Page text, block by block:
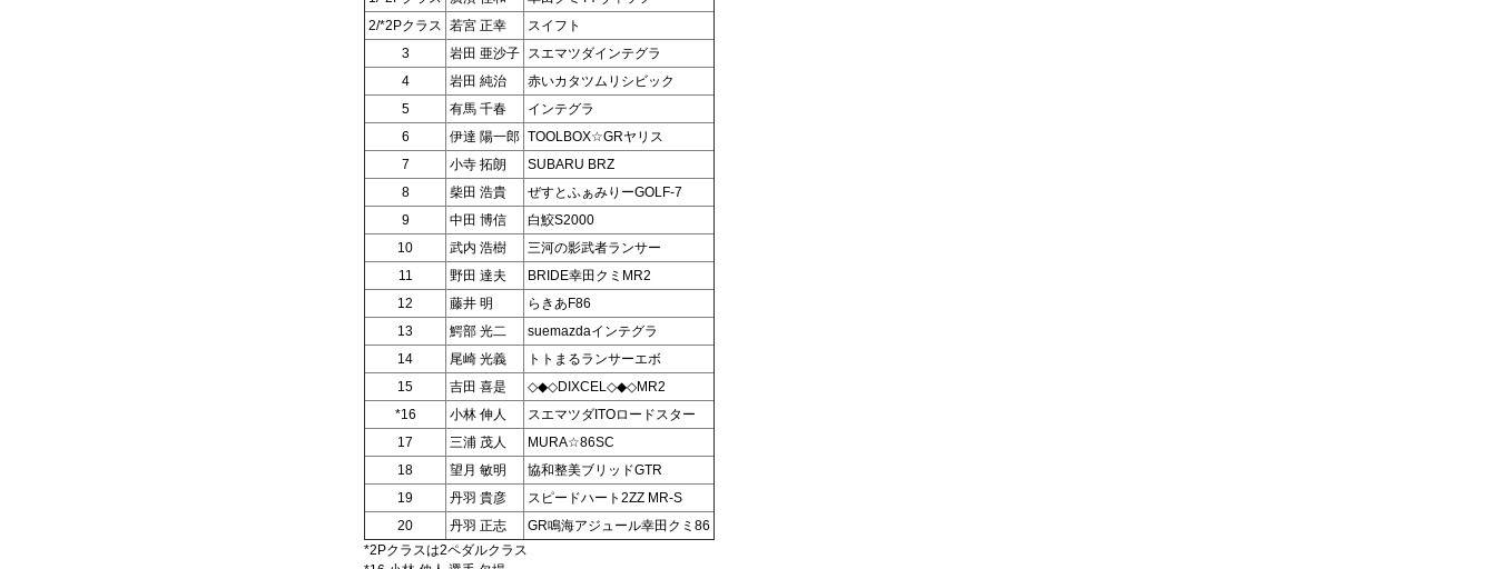
2/*2Pクラス 若宮 正幸
スイフト
3
岩田 亜沙子 スエマツダインテグラ
4
岩田 純治
赤いカタツムリシビック
5
有馬 千春
インテグラ
6
伊達 陽一郎 TOOLBOX☆GRヤリス
7
小寺 拓朗
SUBARU BRZ
8
柴田 浩貴
ぜすとふぁみりーGOLF-7
9
中田 博信
白鮫S2000
10
武内 浩樹
三河の影武者ランサー
11
野田 達夫
BRIDE幸田クミMR2
12
藤井 明
らきあF86
13
鰐部 光二
suemazdaインテグラ
14
尾崎 光義
トトまるランサーエボ
15
吉田 喜是
◇◆◇DIXCEL◇◆◇MR2
*16
小林 伸人
スエマツダITOロードスター
17
三浦 茂人
MURA☆86SC
18
望月 敏明
協和整美ブリッドGTR
19
丹羽 貴彦
スピードハート2ZZ MR-S
20
丹羽 正志
GR鳴海アジュール幸田クミ86
*2Pクラスは2ペダルクラス